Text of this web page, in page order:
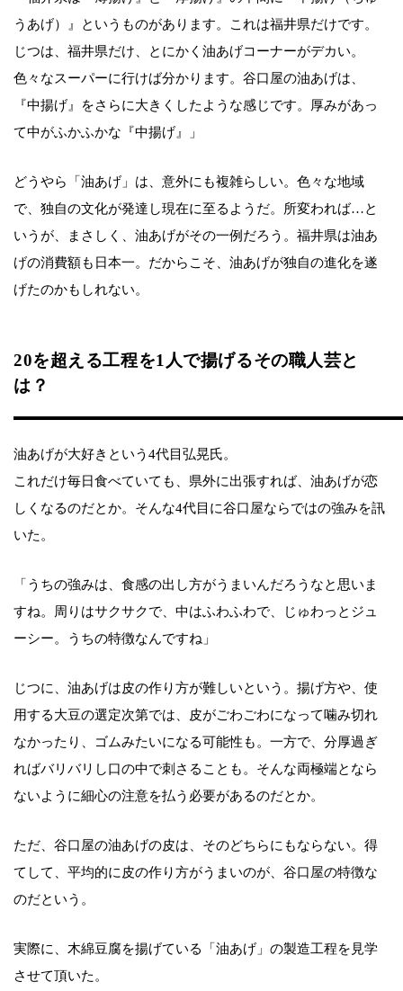
うあげ）』というものがあります。これは福井県だけです。
じつは、福井県だけ、とにかく油あげコーナーがデカい。
色々なスーパーに行けば分かります。谷口屋の油あげは、
『中揚げ』をさらに大きくしたような感じです。厚みがあっ
て中がふかふかな『中揚げ』」
どうやら「油あげ」は、意外にも複雑らしい。色々な地域
で、独自の文化が発達し現在に至るようだ。所変われば…と
いうが、まさしく、油あげがその一例だろう。福井県は油あ
げの消費額も日本一。だからこそ、油あげが独自の進化を遂
げたのかもしれない。
20を超える工程を1人で揚げるその職人芸と
は？
油あげが大好きという4代目弘晃氏。
これだけ毎日食べていても、県外に出張すれば、油あげが恋
しくなるのだとか。そんな4代目に谷口屋ならではの強みを訊
いた。
「うちの強みは、食感の出し方がうまいんだろうなと思いま
すね。周りはサクサクで、中はふわふわで、じゅわっとジュ
ーシー。うちの特徴なんですね」
じつに、油あげは皮の作り方が難しいという。揚げ方や、使
用する大豆の選定次第では、皮がごわごわになって噛み切れ
なかったり、ゴムみたいになる可能性も。一方で、分厚過ぎ
ればバリバリし口の中で刺さることも。そんな両極端となら
ないように細心の注意を払う必要があるのだとか。
ただ、谷口屋の油あげの皮は、そのどちらにもならない。得
てして、平均的に皮の作り方がうまいのが、谷口屋の特徴な
のだという。
実際に、木綿豆腐を揚げている「油あげ」の製造工程を見学
させて頂いた。